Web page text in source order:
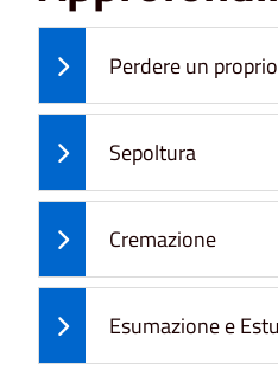
Perdere un
Sepoltura
Cremazione
Esumazione e